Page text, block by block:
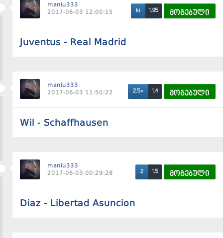
maniu333
2017-06-03 12:00:15
ki 1.95 მოგებული
Juventus - Real Madrid
maniu333
2017-06-03 11:50:22
2.5> 1.4 მოგებული
Wil - Schaffhausen
maniu333
2017-06-03 00:29:28
2 1.5 მოგებული
Diaz - Libertad Asuncion